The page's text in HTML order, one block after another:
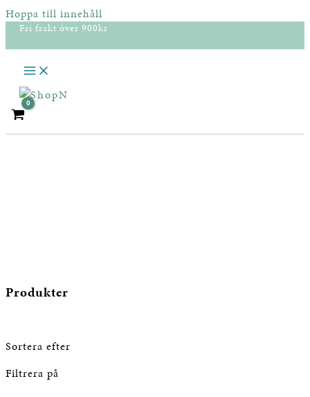
Hoppa till innehåll
Fri frakt över 900kr
Produkter
Sortera efter
Filtrera på